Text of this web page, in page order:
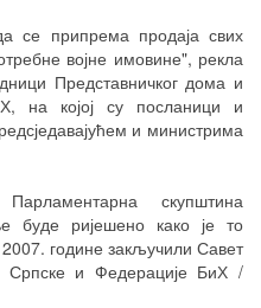
се припрема продаја свих
војне имовине", рекла
Представничког дома и
на којој су посланици и
и министрима
скупштина
буде ријешено како је то
године закључили Савет
Српске и Федерације БиХ /